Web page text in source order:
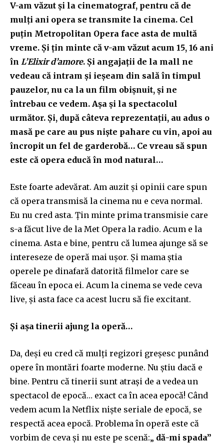
V-am văzut și la cinematograf, pentru că de
mulți ani opera se transmite la cinema. Cel
puțin Metropolitan Opera face asta de multă
vreme. Și țin minte că v-am văzut acum 15, 16 ani
în L’Elixir d’amore. Și angajații de la mall ne
vedeau că intram și ieșeam din sală în timpul
pauzelor, nu ca la un film obișnuit, și ne
întrebau ce vedem. Așa și la spectacolul
următor. Și, după câteva reprezentații, au adus o
masă pe care au pus niște pahare cu vin, apoi au
încropit un fel de garderobă… Ce vreau să spun
este că opera educă în mod natural…
Este foarte adevărat. Am auzit și opinii care spun
că opera transmisă la cinema nu e ceva normal.
Eu nu cred asta. Țin minte prima transmisie care
s-a făcut live de la Met Opera la radio. Acum e la
cinema. Asta e bine, pentru că lumea ajunge să se
intereseze de operă mai ușor. Și mama știa
operele pe dinafară datorită filmelor care se
făceau în epoca ei. Acum la cinema se vede ceva
live, și asta face ca acest lucru să fie excitant.
Și așa tinerii ajung la operă…
Da, deși eu cred că mulți regizori greșesc punând
opere în montări foarte moderne. Nu știu dacă e
bine. Pentru că tinerii sunt atrași de a vedea un
spectacol de epocă… exact ca în acea epocă! Când
vedem acum la Netflix niște seriale de epocă, se
respectă acea epocă. Problema în operă este că
vorbim de ceva și nu este pe scenă:„ dă-mi spada”